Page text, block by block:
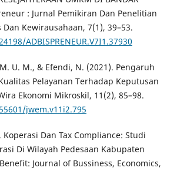
: Jurnal Pemikiran Dan Penelitian
Kewirausahaan, 7(1), 39–53.
ADBISPRENEUR.V7I1.37930
U. M., & Efendi, N. (2021). Pengaruh
Pelayanan Terhadap Keputusan
Ekonomi Mikroskil, 11(2), 85–98.
jwem.v11i2.795
Koperasi Dan Tax Compliance: Studi
Di Wilayah Pedesaan Kabupaten
Journal of Bussiness, Economics,